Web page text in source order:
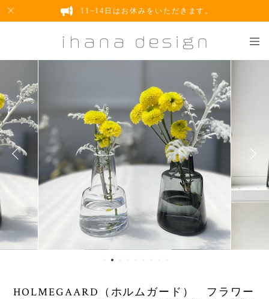
11~14日はお休みをいただきます。
HOLMEGAARD（ホルムガード） フラワー